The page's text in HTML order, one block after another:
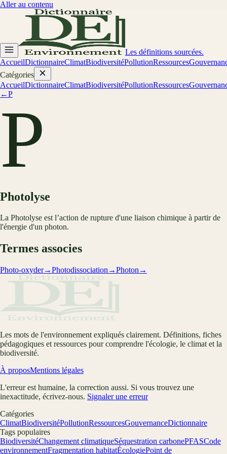
Aller au contenu
Les définitions sourcées.
AccueilDictionnaireClimatBiodiversitéPollutionRessources
Catégories
AccueilDictionnaireClimatBiodiversitéPollutionRessources
←P
P
Photolyse
La Photolyse est l’action de rupture d'une liaison chimique à partir de
l'énergie d'un photon.
Termes associes
Photo-oxyder→Photodissociation →Photon →
Les mots de l'environnement expliqués clairement. Définitions, fiches
pédagogiques et ressources pour comprendre l'écologie, le climat et la
biodiversité.
À proposMentions légales
L'erreur est humaine, la correction aussi. Si vous trouvez une
inexactitude, écrivez-nous. Signaler une erreur
Catégories
ClimatBiodiversitéPollutionRessourcesGouvernanceDictionnaire
Tags populaires
BiodiversitéChangement climatiqueSéquestration carbonePFASCode
environnementFragmentation habitatÉcologiePoint de